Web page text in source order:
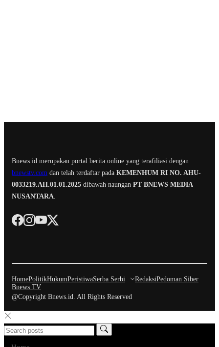
Bnews.id merupakan portal berita online yang terafiliasi dengan
bnewstv.com dan telah terdaftar pada KEMENHUM RI NO. AHU-
0033219.AH.01.01.2025 dibawah naungan PT BNEWS MEDIA
NUSANTARA
HomePolitikHukumPeristiwaSerba Serbi RedaksiPedoman Siber
Bnews TV
@Copyright Bnews.id. All Rights Reserved